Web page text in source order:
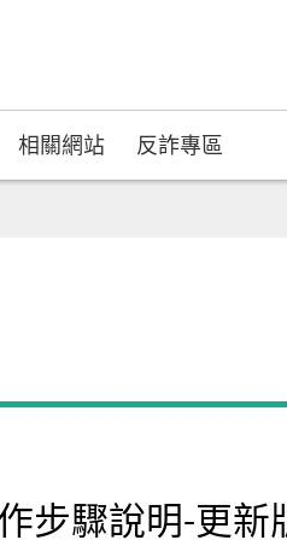
相關網站 反詐專區
步驟說明-更新